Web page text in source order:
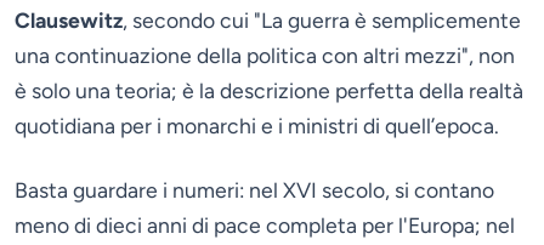
Clausewitz, secondo cui "La guerra è semplicemente
una continuazione della politica con altri mezzi", non
è solo una teoria; è la descrizione perfetta della realtà
quotidiana per i monarchi e i ministri di quell’epoca.
Basta guardare i numeri: nel XVI secolo, si contano
meno di dieci anni di pace completa per l'Europa; nel